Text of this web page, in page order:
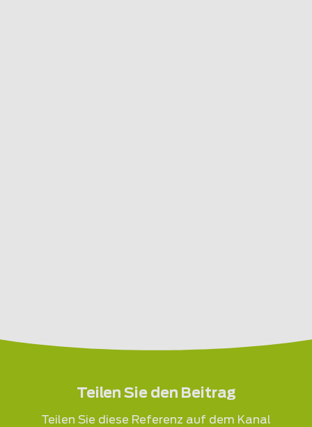
Teilen Sie den Beitrag
Teilen Sie diese Referenz auf dem Kanal